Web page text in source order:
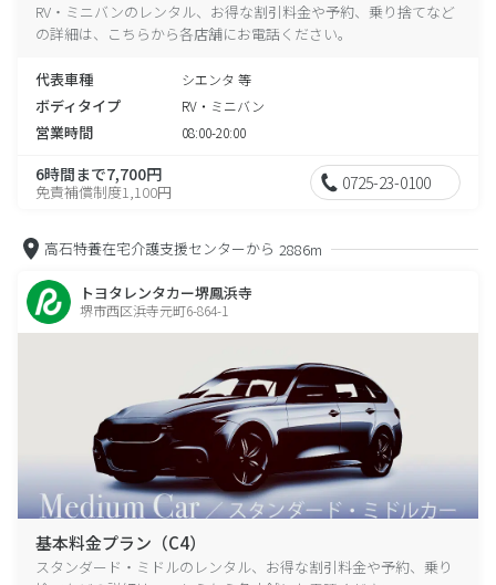
RV・ミニバンのレンタル、お得な割引料金や予約、乗り捨てなど
の詳細は、こちらから各店舗にお電話ください。
代表車種 シエンタ 等
ボディタイプ RV・ミニバン
営業時間 08:00-20:00
6時間まで7,700円
免責補償制度1,100円 0725-23-0100
高石特養在宅介護支援センターから 2886m
トヨタレンタカー堺鳳浜寺
堺市西区浜寺元町6-864-1
基本料金プラン（C4）
スタンダード・ミドルのレンタル、お得な割引料金や予約、乗り